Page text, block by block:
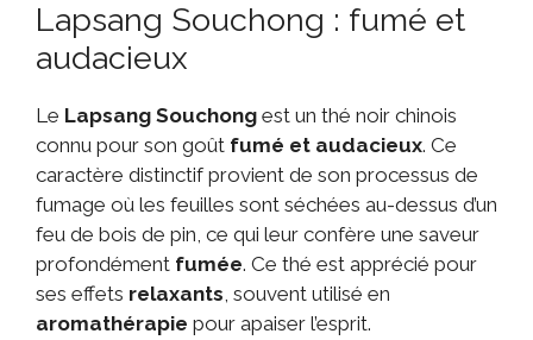
Lapsang Souchong : fumé et
audacieux
Le Lapsang Souchong est un thé noir chinois
connu pour son goût fumé et audacieux. Ce
caractère distinctif provient de son processus de
fumage où les feuilles sont séchées au-dessus d’un
feu de bois de pin, ce qui leur confère une saveur
profondément fumée. Ce thé est apprécié pour
ses effets relaxants, souvent utilisé en
aromathérapie pour apaiser l’esprit.